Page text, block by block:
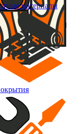
материалы